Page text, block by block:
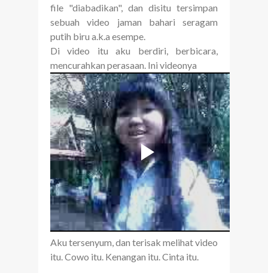
file "diabadikan", dan disitu tersimpan
sebuah video jaman bahari seragam
putih biru a.k.a esempe.
Di video itu aku berdiri, berbicara,
mencurahkan perasaan. Ini videonya
Aku tersenyum, dan terisak melihat video
itu. Cowo itu. Kenangan itu. Cinta itu.